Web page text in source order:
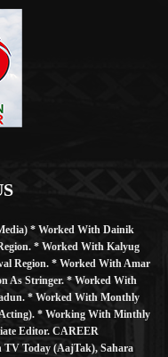
* Worked With Dainik
* Worked With Kalyug
Region. * Worked With Amar
As Stringer. * Worked With
* Worked With Monthly
* Working With Minthly
Editor. CAREER
Today (AajTak), Sahara